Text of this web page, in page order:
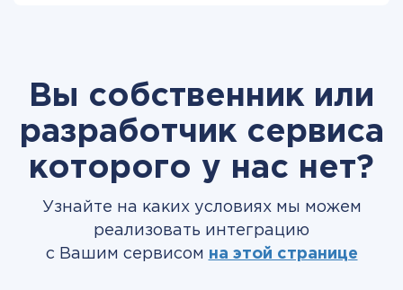
Вы собственник или
разработчик сервиса
которого у нас нет?
Узнайте на каких условиях мы можем
реализовать интеграцию
с Вашим сервисом на этой странице